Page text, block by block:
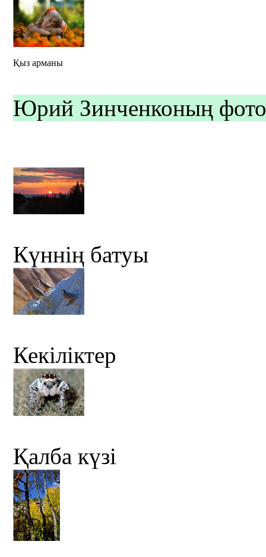
Қыз арманы
Юрий Зинченконың
Күннің батуы
Кекіліктер
Қалба күзі